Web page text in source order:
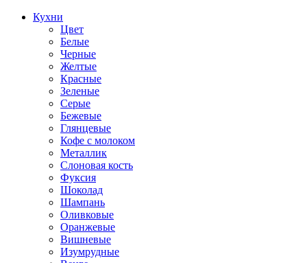
Кухни
Цвет
Белые
Черные
Желтые
Красные
Зеленые
Серые
Бежевые
Глянцевые
Кофе с молоком
Металлик
Слоновая кость
Фуксия
Шоколад
Шампань
Оливковые
Оранжевые
Вишневые
Изумрудные